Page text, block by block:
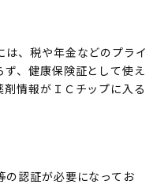
、税や年金などのプライ
、健康保険証として使え
情報がＩＣチップに入る
の認証が必要になってお